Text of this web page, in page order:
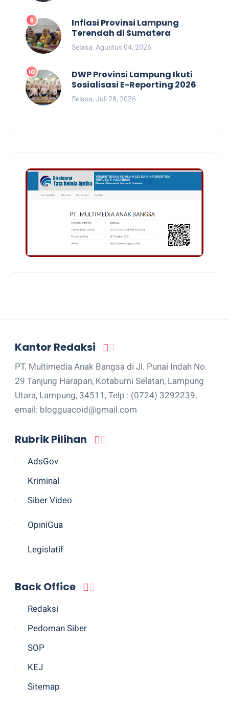
Inflasi Provinsi Lampung
Terendah di Sumatera
Selasa, Agustus 04, 2026
DWP Provinsi Lampung Ikuti
Sosialisasi E-Reporting 2026
Selasa, Juli 28, 2026
Kantor Redaksi
PT. Multimedia Anak Bangsa di Jl. Punai Indah No.
29 Tanjung Harapan, Kotabumi Selatan, Lampung
Utara, Lampung, 34511, Telp : (0724) 3292239,
email: blogguacoid@gmail.com
Rubrik Pilihan
AdsGov
Kriminal
Siber Video
OpiniGua
Legislatif
Back Office
Redaksi
Pedoman Siber
SOP
KEJ
Sitemap